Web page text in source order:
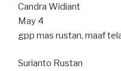
Candra Widiant
May 4
gpp mas rustan, maaf
Surianto Rustan